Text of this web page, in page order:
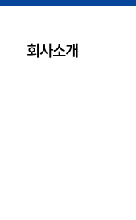
회사소개